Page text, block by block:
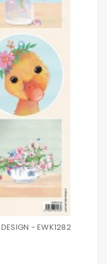
DESIGN - EWK1282